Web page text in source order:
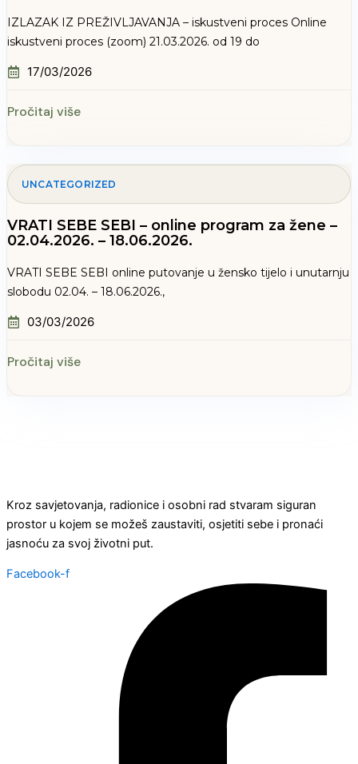
IZLAZAK IZ PREŽIVLJAVANJA – iskustveni proces Online
iskustveni proces (zoom) 21.03.2026. od 19 do
17/03/2026
Pročitaj više
UNCATEGORIZED
VRATI SEBE SEBI – online program za žene –
02.04.2026. – 18.06.2026.
VRATI SEBE SEBI online putovanje u žensko tijelo i unutarnju
slobodu 02.04. – 18.06.2026.,
03/03/2026
Pročitaj više
Kroz savjetovanja, radionice i osobni rad stvaram siguran
prostor u kojem se možeš zaustaviti, osjetiti sebe i pronaći
jasnoću za svoj životni put.
Facebook-f